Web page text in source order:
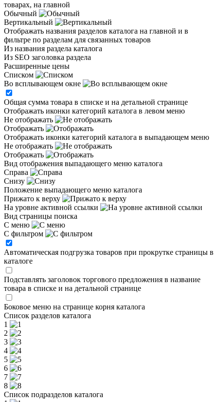
товарах, на главной
Обычный
Вертикальный
Отображать названия разделов каталога на главной и в
фильтре по разделам для связанных товаров
Из названия раздела каталога
Из SEO заголовка раздела
Расширенные цены
Списком
Во всплывающем окне
Общая сумма товара в списке и на детальной странице
Отображать иконки категорий каталога в левом меню
Не отображать
Отображать
Отображать иконки категорий каталога в выпадающем меню
Не отображать
Отображать
Вид отображения выпадающего меню каталога
Справа
Снизу
Положение выпадающего меню каталога
Прижато к верху
На уровне активной ссылки
Вид страницы поиска
С меню
С фильтром
Автоматическая подгрузка товаров при прокрутке страницы в
каталоге
Подставлять заголовок торгового предложения в название
товара в списке и на детальной странице
Боковое меню на странице корня каталога
Список разделов каталога
1
2
3
4
5
6
7
8
Список подразделов каталога